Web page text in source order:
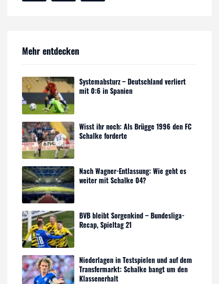
Mehr entdecken
Systemabsturz – Deutschland verliert
mit 0:6 in Spanien
Wisst ihr noch: Als Brügge 1996 den FC
Schalke forderte
Nach Wagner-Entlassung: Wie geht es
weiter mit Schalke 04?
BVB bleibt Sorgenkind – Bundesliga-
Recap, Spieltag 21
Niederlagen in Testspielen und auf dem
Transfermarkt: Schalke bangt um den
Klassenerhalt